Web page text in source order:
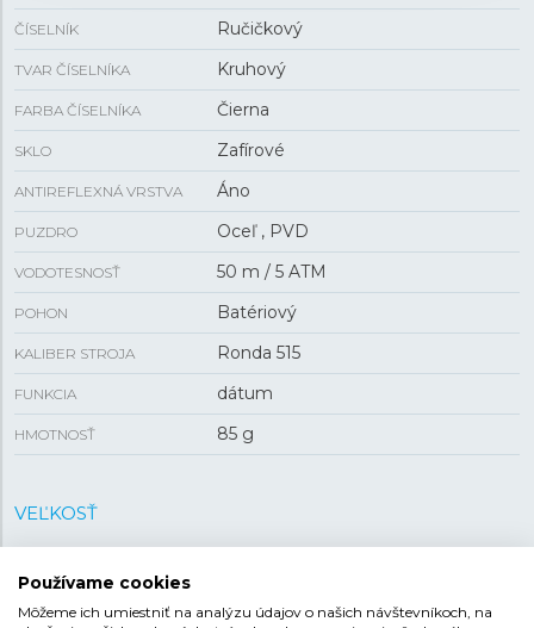
ČÍSELNÍK Ručičkový
TVAR ČÍSELNÍKA Kruhový
FARBA ČÍSELNÍKA Čierna
SKLO Zafírové
ANTIREFLEXNÁ VRSTVA Áno
PUZDRO Oceľ , PVD
VODOTESNOSŤ 50 m / 5 ATM
POHON Batériový
KALIBER STROJA Ronda 515
FUNKCIA dátum
HMOTNOSŤ 85 g
VEĽKOSŤ
PUZDRO 41 mm
Používame cookies
Môžeme ich umiestniť na analýzu údajov o našich návštevníkoch, na